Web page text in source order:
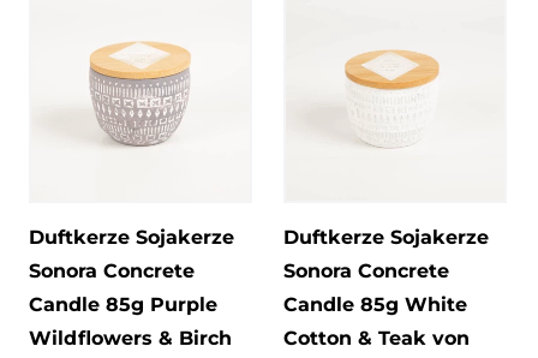
Duftkerze Sojakerze
Sonora Concrete
Candle 85g Purple
Wildflowers & Birch
Duftkerze Sojakerze
Sonora Concrete
Candle 85g White
Cotton & Teak von